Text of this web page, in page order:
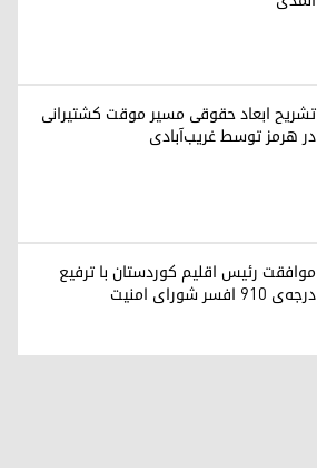
تشریح ابعاد حقوقی مسیر موقت کشتیرانی
در هرمز توسط غریب‌آبادی
موافقت رئیس اقلیم کوردستان با ترفیع
درجه‌ی ۹۱۰ افسر شورای امنیت